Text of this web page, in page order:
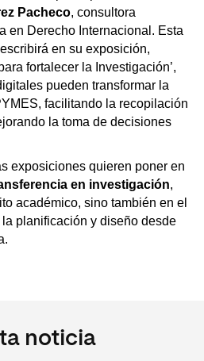
Pacheco, consultora
en Derecho Internacional. Esta
en su exposición,
fortalecer la Investigación’,
pueden transformar la
facilitando la recopilación
la toma de decisiones
exposiciones quieren poner en
en investigación,
académico, sino también en el
planificación y diseño desde
noticia